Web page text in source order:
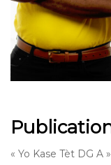
« Yo Kase Tèt DG A